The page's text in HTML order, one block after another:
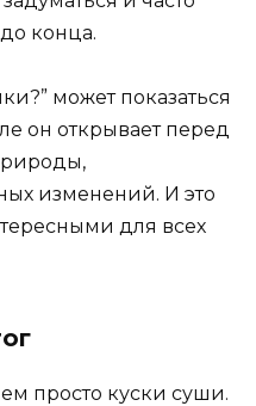
конца.
может показаться
он открывает перед
изменений. И это
для всех
просто куски суши.